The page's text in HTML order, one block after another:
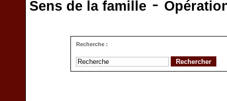
Sens de la famille
Recherche :